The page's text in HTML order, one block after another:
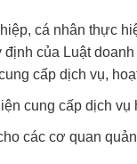
cá nhân thực
định của Luật
cấp dịch vụ,
cung cấp dịch vụ
các cơ quan